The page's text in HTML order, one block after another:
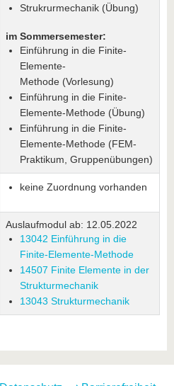
Strukrurmechanik (Übung)
im Sommersemester:
Einführung in die Finite-
Elemente-
Methode (Vorlesung)
Einführung in die Finite-
Elemente-Methode (Übung)
Einführung in die Finite-
Elemente-Methode (FEM-
Praktikum, Gruppenübungen)
keine Zuordnung vorhanden
Auslaufmodul ab: 12.05.2022
13042 Einführung in die
Finite-Elemente-Methode
14507 Finite Elemente in der
Strukturmechanik
13043 Strukturmechanik